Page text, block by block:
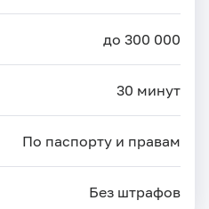
до 300 000
30 минут
По паспорту и правам
Без штрафов